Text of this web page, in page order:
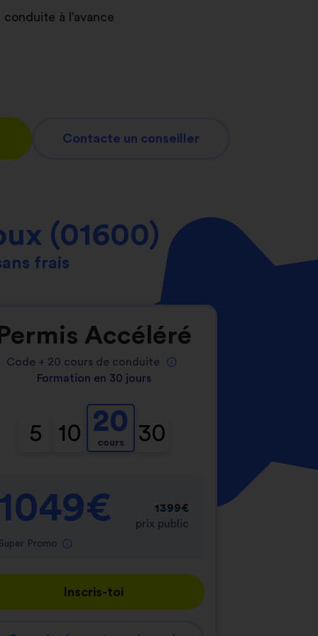
vos paramètres de confidentialité, en
à l’avance
Contacte un conseiller
(01600)
frais
Permis Accéléré
Code + 20 cours de conduite
Formation en 30 jours
5 10 20
cours 30
1049€
Super Promo
1399€
prix public
Inscris-toi